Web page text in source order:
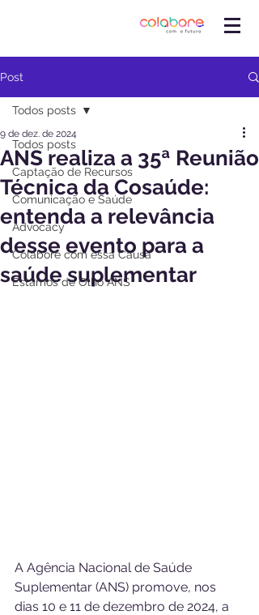
Post
Todos posts
Captação de Recursos
Comunicação e Saúde
Advocacy
Colabore com essa Causa
Estamos de Olho ANS
Todos posts
ANS realiza a 35ª Reunião
Técnica da Cosaúde:
entenda a relevância
desse evento para a
saúde suplementar
9 de dez. de 2024
A Agência Nacional de Saúde
Suplementar (ANS) promove, nos
dias 10 e 11 de dezembro de 2024, a